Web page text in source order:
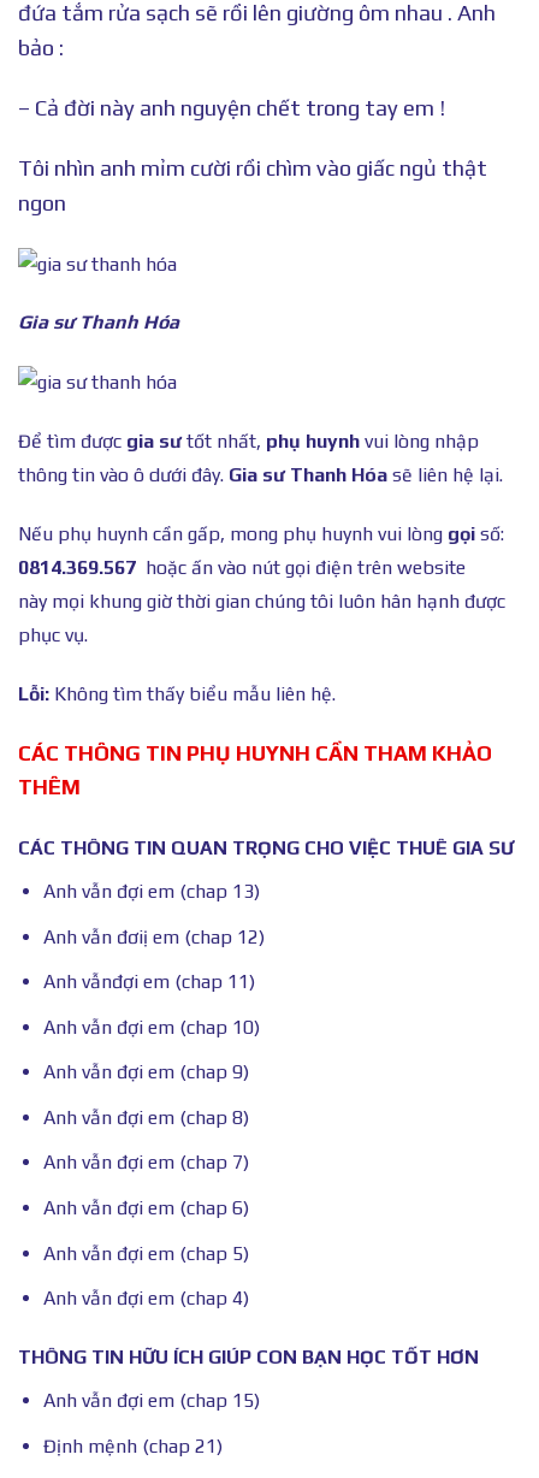
đứa tắm rửa sạch sẽ rồi lên giường ôm nhau . Anh
bảo :
– Cả đời này anh nguyện chết trong tay em !
Tôi nhìn anh mỉm cười rồi chìm vào giấc ngủ thật
ngon
Gia sư Thanh Hóa
Để tìm được gia sưtốt nhất, phụ huynh vui lòng nhập
thông tin vào ô dưới đây. Gia sư Thanh Hóa sẽ liên hệ lại.
Nếu phụ huynh cần gấp, mong phụ huynh vui lòng gọi số:
0814.369.567 hoặc ấn vào nút gọi điện trên website
này mọi khung giờ thời gian chúng tôi luôn hân hạnh được
phục vụ.
Lỗi: Không tìm thấy biểu mẫu liên hệ.
CÁC THÔNG TIN PHỤ HUYNH CẦN THAM KHẢO
THÊM
CÁC THÔNG TIN QUAN TRỌNG CHO VIỆC THUÊ GIA SƯ
Anh vẫn đợi em (chap 13)
Anh vẫn đơiị em (chap 12)
Anh vẫnđợi em (chap 11)
Anh vẫn đợi em (chap 10)
Anh vẫn đợi em (chap 9)
Anh vẫn đợi em (chap 8)
Anh vẫn đợi em (chap 7)
Anh vẫn đợi em (chap 6)
Anh vẫn đợi em (chap 5)
Anh vẫn đợi em (chap 4)
THÔNG TIN HỮU ÍCH GIÚP CON BẠN HỌC TỐT HƠN
Anh vẫn đợi em (chap 15)
Định mệnh (chap 21)